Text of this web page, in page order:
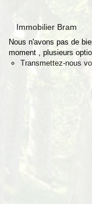
Immobilier Bram
Nous n'avons pas de
moment , plusieurs
Transmettez-nous